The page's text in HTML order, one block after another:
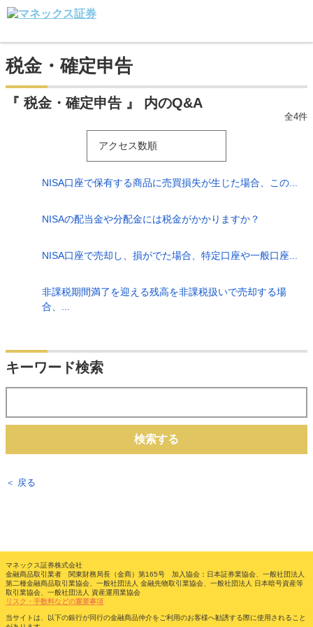
税金・確定申告
『 税金・確定申告 』 内のQ&A
全4件
アクセス数順
NISA口座で保有する商品に売買損失が生じた場合、この...
NISAの配当金や分配金には税金がかかりますか？
NISA口座で売却し、損がでた場合、特定口座や一般口座...
非課税期間満了を迎える残高を非課税扱いで売却する場
合、...
キーワード検索
検索する
＜ 戻る
マネックス証券株式会社
金融商品取引業者 関東財務局長（金商）第165号 加入協会：日本証券業協会、一般社団法人
第二種金融商品取引業協会、一般社団法人 金融先物取引業協会、一般社団法人 日本暗号資産等
取引業協会、一般社団法人 資産運用業協会
リスク・手数料などの重要事項
当サイトは、以下の銀行が同行の金融商品仲介をご利用のお客様へ勧誘する際に使用されること